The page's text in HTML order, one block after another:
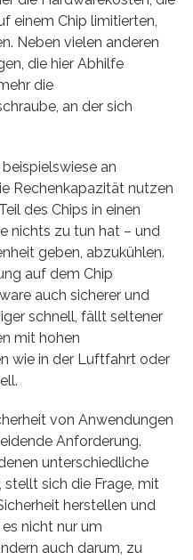
einem Chip limitierten,
Neben vielen anderen
die hier Abhilfe
die
an der sich
an
Rechenkapazität nutzen
des Chips in einen
nichts zu tun hat – und
geben, abzukühlen.
auf dem Chip
auch sicherer und
schnell, fällt seltener
mit hohen
wie in der Luftfahrt oder
von Anwendungen
Anforderung.
unterschiedliche
sich die Frage, mit
herstellen und
nicht nur um
auch darum, zu